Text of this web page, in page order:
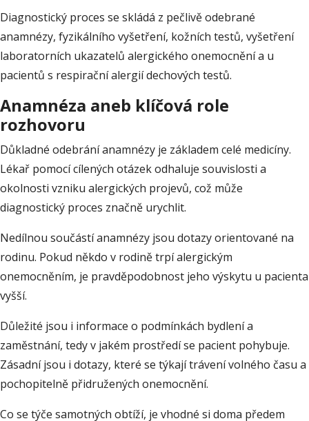
Diagnostický proces se skládá z pečlivě odebrané
anamnézy, fyzikálního vyšetření, kožních testů, vyšetření
laboratorních ukazatelů alergického onemocnění a u
pacientů s respirační alergií dechových testů.
Anamnéza aneb klíčová role
rozhovoru
Důkladné odebrání anamnézy je základem celé medicíny.
Lékař pomocí cílených otázek odhaluje souvislosti a
okolnosti vzniku alergických projevů, což může
diagnostický proces značně urychlit.
Nedílnou součástí anamnézy jsou dotazy orientované na
rodinu. Pokud někdo v rodině trpí alergickým
onemocněním, je pravděpodobnost jeho výskytu u pacienta
vyšší.
Důležité jsou i informace o podmínkách bydlení a
zaměstnání, tedy v jakém prostředí se pacient pohybuje.
Zásadní jsou i dotazy, které se týkají trávení volného času a
pochopitelně přidružených onemocnění.
Co se týče samotných obtíží, je vhodné si doma předem